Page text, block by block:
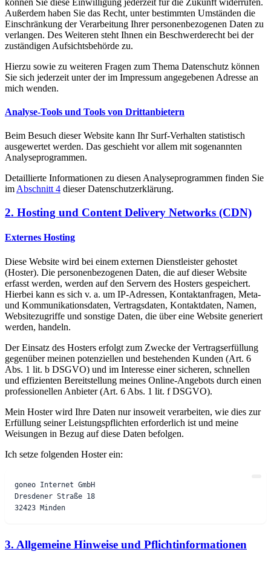
Außerdem haben Sie das Recht, unter bestimmten Umständen die
Einschränkung der Verarbeitung Ihrer personenbezogenen Daten zu
verlangen. Des Weiteren steht Ihnen ein Beschwerderecht bei der
zuständigen Aufsichtsbehörde zu.
Hierzu sowie zu weiteren Fragen zum Thema Datenschutz können
Sie sich jederzeit unter der im Impressum angegebenen Adresse an
mich wenden.
Analyse-Tools und Tools von Dritt­anbietern
Beim Besuch dieser Website kann Ihr Surf-Verhalten statistisch
ausgewertet werden. Das geschieht vor allem mit sogenannten
Analyseprogrammen.
Detaillierte Informationen zu diesen Analyseprogrammen finden Sie
imAbschnitt 4 dieser Datenschutzerklärung.
2. Hosting und Content Delivery Networks (CDN)
Externes Hosting
Diese Website wird bei einem externen Dienstleister gehostet
(Hoster). Die personenbezogenen Daten, die auf dieser Website
erfasst werden, werden auf den Servern des Hosters gespeichert.
Hierbei kann es sich v. a. um IP-Adressen, Kontaktanfragen, Meta-
und Kommunikationsdaten, Vertragsdaten, Kontaktdaten, Namen,
Websitezugriffe und sonstige Daten, die über eine Website generiert
werden, handeln.
Der Einsatz des Hosters erfolgt zum Zwecke der Vertragserfüllung
gegenüber meinen potenziellen und bestehenden Kunden (Art. 6
Abs. 1 lit. b DSGVO) und im Interesse einer sicheren, schnellen
und effizienten Bereitstellung meines Online-Angebots durch einen
professionellen Anbieter (Art. 6 Abs. 1 lit. f DSGVO).
Mein Hoster wird Ihre Daten nur insoweit verarbeiten, wie dies zur
Erfüllung seiner Leistungspflichten erforderlich ist und meine
Weisungen in Bezug auf diese Daten befolgen.
Ich setze folgenden Hoster ein:
goneo Internet GmbH
Dresdener Straße 18
3. Allgemeine Hinweise und Pflicht­informationen